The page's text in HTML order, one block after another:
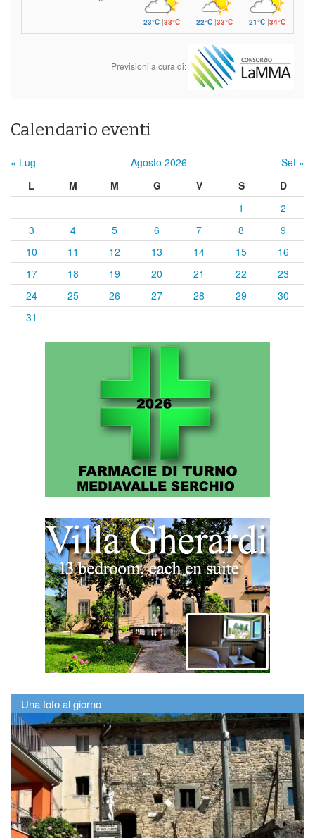
23°C|33°C 22°C|33°C 21°C |34°C
Previsioni a cura di:
Calendario eventi
« Lug Agosto 2026
Set »
L
M M G V S
D
1
2
3
4 5 6 7 8
9
10
11 12 13 14 15
16
17
18 19 20 21 22
23
24
25 26 27 28 29
30
31
Una foto al giorno